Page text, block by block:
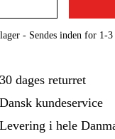
- Sendes inden for 1-3
dages returret
kundeservice
i hele